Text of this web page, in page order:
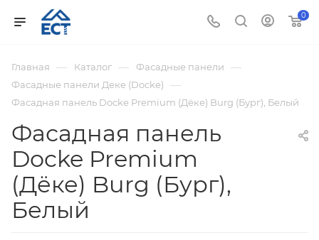
0
Главная — Каталог — Фасадные панели —
Фасадные панели Деке (Docke) —
Фасадная панель Docke Premium (Дёке) Burg (Бург), Белый
Фасадная панель
Docke Premium
(Дёке) Burg (Бург),
Белый